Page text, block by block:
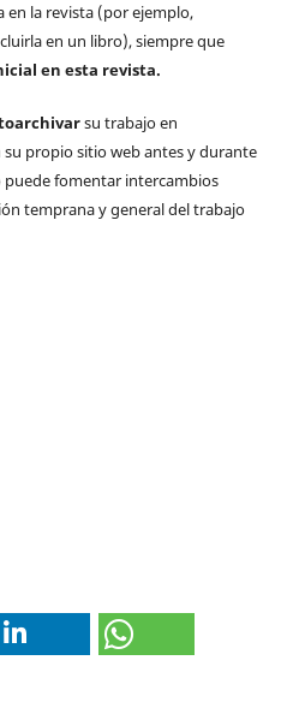
en la revista (por ejemplo,
en un libro), siempre que
en esta revista.
su trabajo en
propio sitio web antes y durante
puede fomentar intercambios
temprana y general del trabajo